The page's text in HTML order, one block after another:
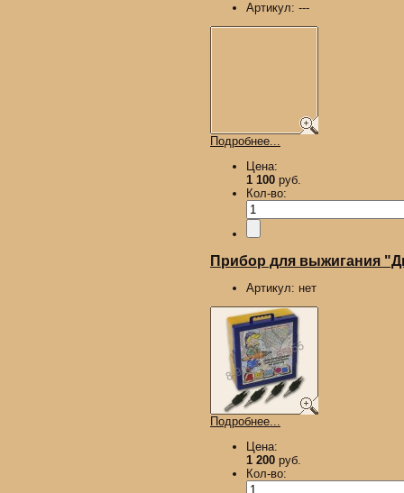
Артикул: ---
Подробнее...
Цена:
1 100 руб.
Кол-во:
Прибор для выжигания
Артикул: нет
Подробнее...
Цена:
1 200 руб.
Кол-во: